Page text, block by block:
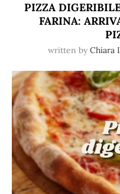
PIZZA
FARINA:
written by Chiara